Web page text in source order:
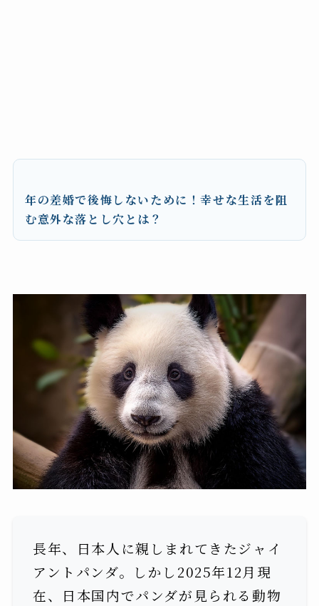
年の差婚で後悔しないために！幸せな生活を阻
む意外な落とし穴とは？
長年、日本人に親しまれてきたジャイ
アントパンダ。しかし2025年12月現
在、日本国内でパンダが見られる動物